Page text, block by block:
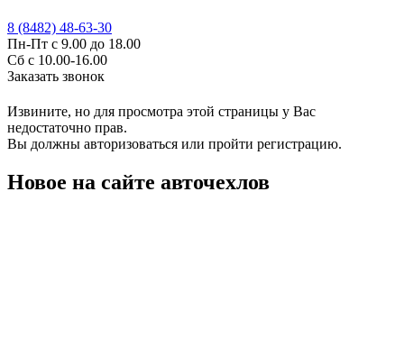
8 (8482) 48-63-30
Пн-Пт с 9.00 до 18.00
Сб с 10.00-16.00
Заказать звонок
Извините, но для просмотра этой страницы у Вас
недостаточно прав.
Вы должны авторизоваться или пройти регистрацию.
Новое на сайте авточехлов